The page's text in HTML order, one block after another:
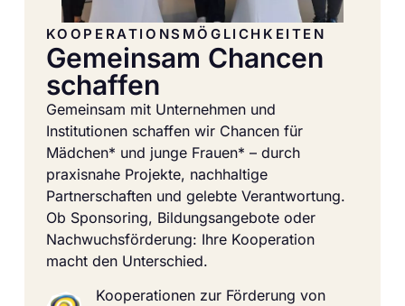
KOOPERATIONSMÖGLICHKEITEN
Gemeinsam Chancen
schaffen
Gemeinsam mit Unternehmen und
Institutionen schaffen wir Chancen für
Mädchen* und junge Frauen* – durch
praxisnahe Projekte, nachhaltige
Partnerschaften und gelebte Verantwortung.
Ob Sponsoring, Bildungsangebote oder
Nachwuchsförderung: Ihre Kooperation
macht den Unterschied.
Kooperationen zur Förderung von